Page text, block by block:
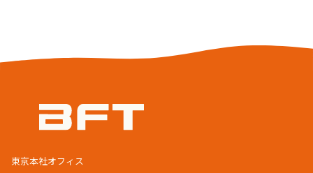
東京本社オフィス